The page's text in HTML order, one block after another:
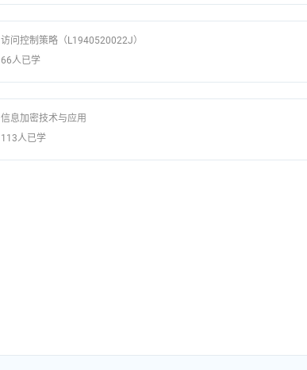
访问控制策略（L1940520022J）
66人已学
信息加密技术与应用
113人已学